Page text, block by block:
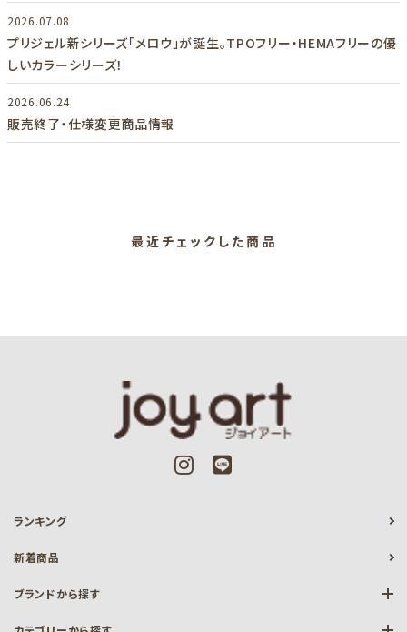
2026.07.08
プリジェル新シリーズ「メロウ」が誕生。TPOフリー・HEMAフリーの優
しいカラーシリーズ！
2026.06.24
販売終了・仕様変更商品情報
最近チェックした商品
ランキング
新着商品
ブランドから探す